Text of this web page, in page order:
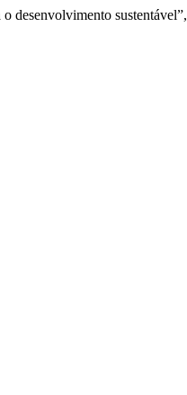
desenvolvimento sustentável”,